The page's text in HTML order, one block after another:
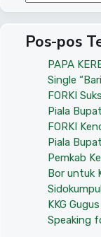
Pos-pos
PAPA
Single
FORKI
Piala
FORKI
Piala
Pemkab
Bor untuk
KKG
Speaking